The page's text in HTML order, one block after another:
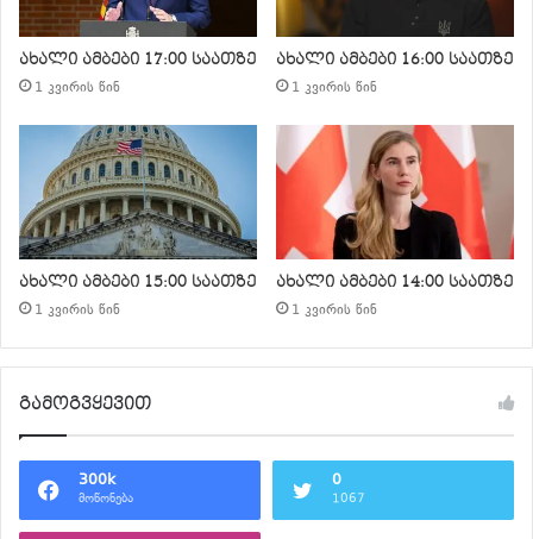
ახალი ამბები 17:00 საათზე
1 კვირის წინ
ახალი ამბები 16:00 საათზე
1 კვირის წინ
ახალი ამბები 15:00 საათზე
1 კვირის წინ
ახალი ამბები 14:00 საათზე
1 კვირის წინ
გამოგვყევით
300k
მოწონება
0
1067